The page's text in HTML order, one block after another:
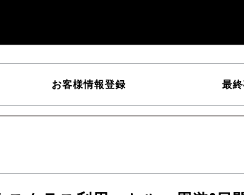
お客様情報登録 最